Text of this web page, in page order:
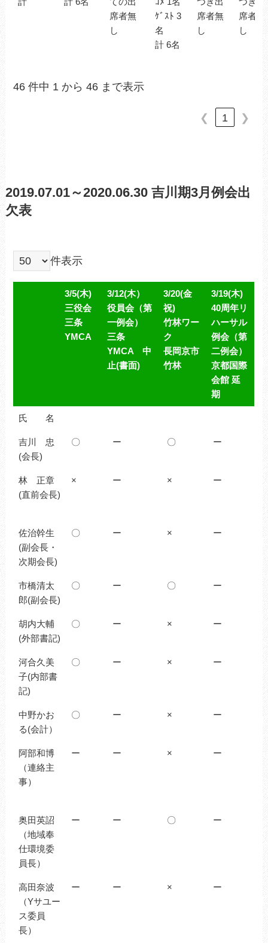
席者無
し
ｹﾞｽﾄ 3
名
計 6名
席者無
し
席者無
し
46 件中 1 から 46 まで表示
❮ 1 ❯
2019.07.01～2020.06.30 吉川期3月例会出
欠表
件表示
3/5(木)
三役会
三条
YMCA
3/12(木）
役員会（第
一例会）
三条
YMCA 中
止(書面)
3/20(金
祝)
竹林ワー
ク
長岡京市
竹林
3/19(木)
40周年リ
ハーサル
例会（第
二例会）
京都国際
会館 延
期
三条
（第一例
竹林ワー
竹林
ハーサル
氏 名
吉川 忠
(会長)
〇 ー 〇 ー
林 正章
(直前会長)
× ー × ー
佐治幹生
(副会長・
次期会長)
〇 ー × ー
市橋清太
郎(副会長)
〇 ー 〇 ー
胡内大輔
(外部書記)
〇 ー × ー
河合久美
子(内部書
記)
〇 ー × ー
中野かお
る(会計）
〇 ー × ー
阿部和博
（連絡主
事）
ー ー × ー
奥田英詔
（地域奉
仕環境委
員長）
ー ー 〇 ー
高田奈波
（Yサユー
ス委員
長）
ー ー × ー